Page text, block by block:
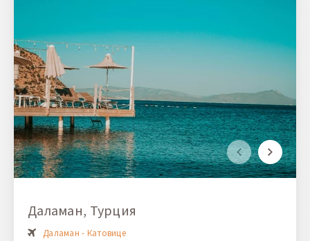
Даламан, Турция
Даламан - Катовице